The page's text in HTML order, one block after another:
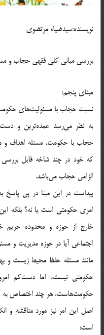
نويسنده:سيدضياء مرتضوی
بررسی مبانی کلی فقهی حجاب و
مبنای پنجم:
نسبت حجاب با مسئوليت‌های
به نظر می‌رسد عمده‌ترين و
حجاب با حکومت، مسئله اهداف
که خود در چند شاخه قابل
الزامی حجاب می‌باشد.
پيداست در اين مبنا در پی
امری حکومتی است يا نه؟ بلکه
خارج از حوزه و محدوده
اجتماعی آيا در حوزه مديريت و
مانند مسئله حفظ محيط زيست و
حکومتی نيست، اما دست‌کم
حکومت‌هاست، هر چند اختصاص به
اصل اين امر نيز مورد مناقشه و
است: